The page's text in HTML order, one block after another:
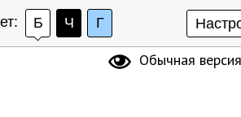
Б Ч Г
Обычная